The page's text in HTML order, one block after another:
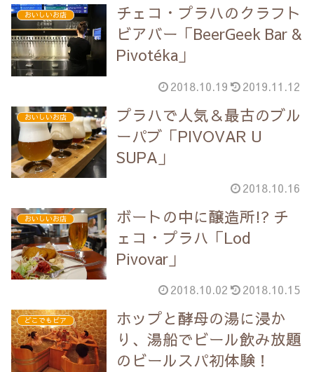
おいしいお店
チェコ・プラハのクラフト
ビアバー「BeerGeek Bar &
Pivotéka」
2018.10.19 2019.11.12
おいしいお店
プラハで人気＆最古のブル
ーパブ「PIVOVAR U
SUPA」
2018.10.16
おいしいお店
ボートの中に醸造所!? チ
ェコ・プラハ「Lod
Pivovar」
2018.10.02 2018.10.15
どこでもビア
ホップと酵母の湯に浸か
り、湯船でビール飲み放題
のビールスパ初体験！